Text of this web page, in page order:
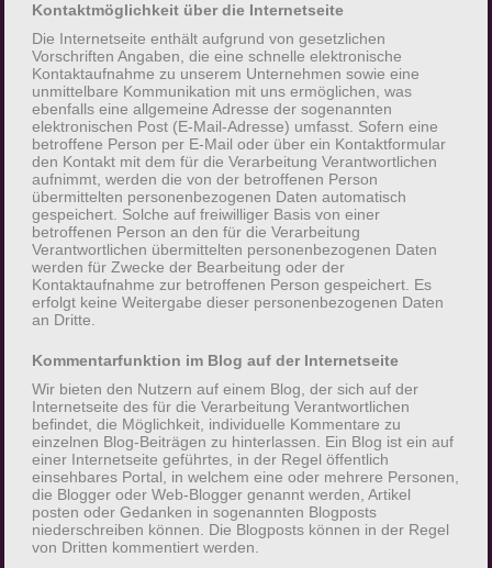
Cookies / SessionStorage /
LocalStorage
Die Internetseiten verwenden teilweise so
genannte Cookies, LocalStorage und
SessionStorage. Dies dient dazu, unser Angebot
nutzerfreundlicher, effektiver und sicherer zu
machen. Local Storage und SessionStorage ist
eine Technologie, mit welcher ihr Browser Daten
auf Ihrem Computer oder mobilen Gerät
abspeichert. Cookies sind Textdateien, welche
über einen Internetbrowser auf einem
werden. Sie können die Verwendung von Cookies,
LocalStorage und SessionStorage durch
entsprechende Einstellung in Ihrem Browser
verhindern.
Zahlreiche Internetseiten und Server verwenden
Cookies. Viele Cookies enthalten eine sogenannte
Cookie-ID. Eine Cookie-ID ist eine eindeutige
Kontaktmöglichkeit über die Internetseite
Die Internetseite enthält aufgrund von gesetzlichen
Vorschriften Angaben, die eine schnelle elektronische
Kontaktaufnahme zu unserem Unternehmen sowie eine
unmittelbare Kommunikation mit uns ermöglichen, was
ebenfalls eine allgemeine Adresse der sogenannten
elektronischen Post (E-Mail-Adresse) umfasst. Sofern eine
betroffene Person per E-Mail oder über ein Kontaktformular
den Kontakt mit dem für die Verarbeitung Verantwortlichen
aufnimmt, werden die von der betroffenen Person
übermittelten personenbezogenen Daten automatisch
gespeichert. Solche auf freiwilliger Basis von einer
betroffenen Person an den für die Verarbeitung
Verantwortlichen übermittelten personenbezogenen Daten
werden für Zwecke der Bearbeitung oder der
Kontaktaufnahme zur betroffenen Person gespeichert. Es
erfolgt keine Weitergabe dieser personenbezogenen Daten
an Dritte.
Kommentarfunktion im Blog auf der Internetseite
Wir bieten den Nutzern auf einem Blog, der sich auf der
Internetseite des für die Verarbeitung Verantwortlichen
befindet, die Möglichkeit, individuelle Kommentare zu
einzelnen Blog-Beiträgen zu hinterlassen. Ein Blog ist ein auf
einer Internetseite geführtes, in der Regel öffentlich
einsehbares Portal, in welchem eine oder mehrere Personen,
die Blogger oder Web-Blogger genannt werden, Artikel
posten oder Gedanken in sogenannten Blogposts
niederschreiben können. Die Blogposts können in der Regel
von Dritten kommentiert werden.